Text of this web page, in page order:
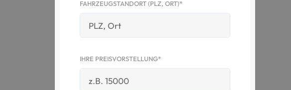
FAHRZEUGSTANDORT (PLZ, ORT)*
IHRE PREISVORSTELLUNG*